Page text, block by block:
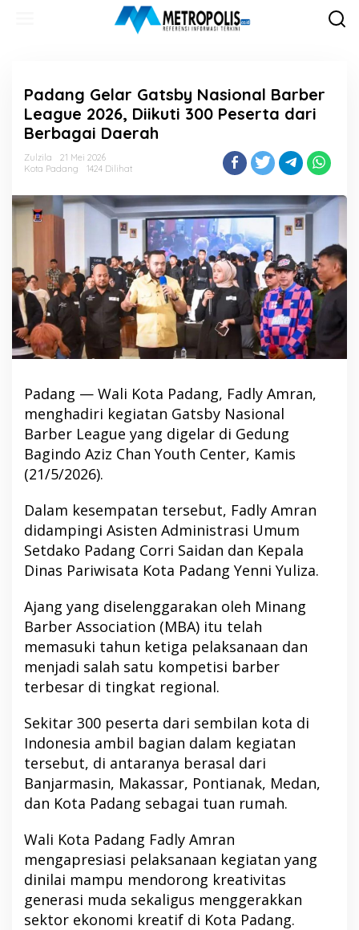
Padang Gelar Gatsby Nasional Barber
League 2026, Diikuti 300 Peserta dari
Berbagai Daerah
Zulzila
21 Mei 2026
Kota Padang
1424 Dilihat
Padang — Wali Kota Padang, Fadly Amran,
menghadiri kegiatan Gatsby Nasional
Barber League yang digelar di Gedung
Bagindo Aziz Chan Youth Center, Kamis
(21/5/2026).
Dalam kesempatan tersebut, Fadly Amran
didampingi Asisten Administrasi Umum
Setdako Padang Corri Saidan dan Kepala
Dinas Pariwisata Kota Padang Yenni Yuliza.
Ajang yang diselenggarakan oleh Minang
Barber Association (MBA) itu telah
memasuki tahun ketiga pelaksanaan dan
menjadi salah satu kompetisi barber
terbesar di tingkat regional.
Sekitar 300 peserta dari sembilan kota di
Indonesia ambil bagian dalam kegiatan
tersebut, di antaranya berasal dari
Banjarmasin, Makassar, Pontianak, Medan,
dan Kota Padang sebagai tuan rumah.
Wali Kota Padang Fadly Amran
mengapresiasi pelaksanaan kegiatan yang
dinilai mampu mendorong kreativitas
generasi muda sekaligus menggerakkan
sektor ekonomi kreatif di Kota Padang.